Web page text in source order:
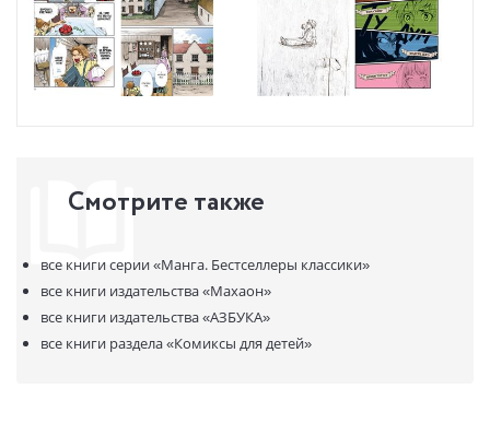
Смотрите также
все книги серии«Манга. Бестселлеры классики»
все книги издательства«Махаон»
все книги издательства«АЗБУКА»
все книги раздела«Комиксы для детей»